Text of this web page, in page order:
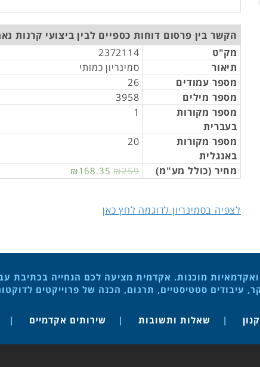
הקשר בין פרסום דוחות כספיים לבין ביצועי קרנות
מק"ט
2372114
תיאור
סמינריון כמותי
מספר עמודים
26
מספר מילים
3958
מספר מקורות
בעברית
1
מספר מקורות
באנגלית
20
מחיר (כולל מע"מ) ₪168.35 ₪259
לצפיה בסמינריון לדוגמה לחץ כאן
מוכנות. אקדמית מציעה לכם הנחייה בכתיבת
עיבודים סטטיסטיים, תרגום, הכנה של פרוייקטים
שאלות ותשובות שירותים אקדמיים